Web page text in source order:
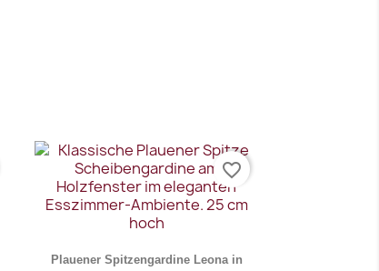
Plauener Spitzengardine Leona in
favorite_border